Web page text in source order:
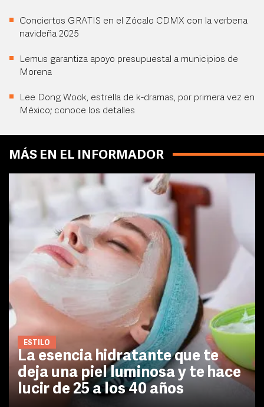
Conciertos GRATIS en el Zócalo CDMX con la verbena
navideña 2025
Lemus garantiza apoyo presupuestal a municipios de
Morena
Lee Dong Wook, estrella de k-dramas, por primera vez en
México; conoce los detalles
MÁS EN EL INFORMADOR
ESTILO
La esencia hidratante que te
deja una piel luminosa y te hace
lucir de 25 a los 40 años